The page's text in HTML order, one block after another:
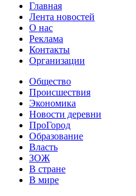
Главная
Лента новостей
О нас
Реклама
Контакты
Организации
Общество
Происшествия
Экономика
Новости деревни
ПроГород
Образование
Власть
ЗОЖ
В стране
В мире